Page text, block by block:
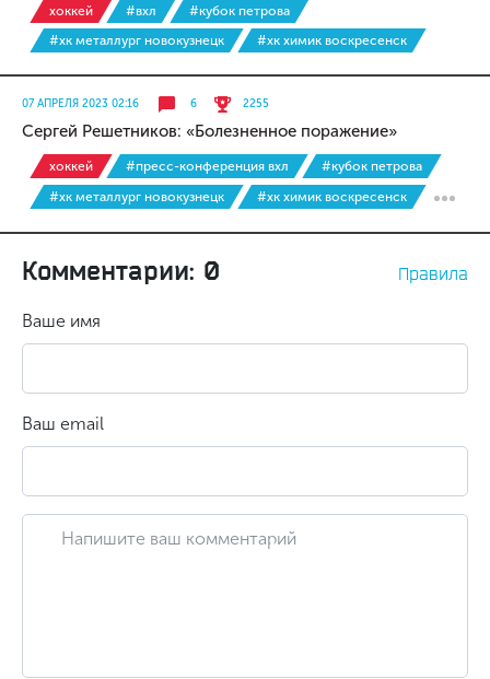
хоккей #вхл
#кубок петрова
#хк металлург новокузнецк
#хк химик воскресенск
07 АПРЕЛЯ 2023 02:16 6 2255
Сергей Решетников: «Болезненное поражение»
хоккей #пресс-конференция вхл
#кубок петрова
#хк металлург новокузнецк
#хк химик воскресенск
Комментарии: 0 Правила
Ваше имя
Ваш email